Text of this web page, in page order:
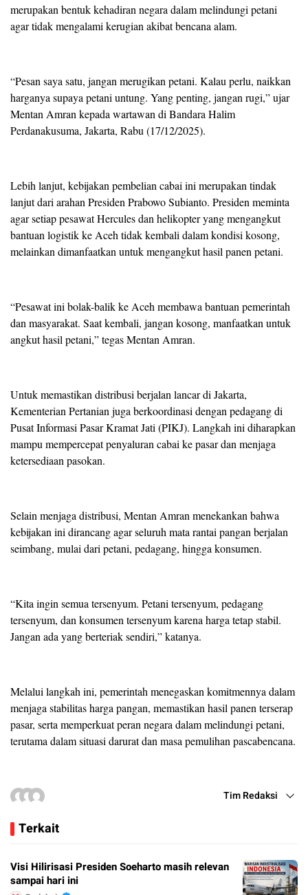
merupakan bentuk kehadiran negara dalam melindungi petani
agar tidak mengalami kerugian akibat bencana alam.
“Pesan saya satu, jangan merugikan petani. Kalau perlu, naikkan
harganya supaya petani untung. Yang penting, jangan rugi,” ujar
Mentan Amran kepada wartawan di Bandara Halim
Perdanakusuma, Jakarta, Rabu (17/12/2025).
Lebih lanjut, kebijakan pembelian cabai ini merupakan tindak
lanjut dari arahan Presiden Prabowo Subianto. Presiden meminta
agar setiap pesawat Hercules dan helikopter yang mengangkut
bantuan logistik ke Aceh tidak kembali dalam kondisi kosong,
melainkan dimanfaatkan untuk mengangkut hasil panen petani.
“Pesawat ini bolak-balik ke Aceh membawa bantuan pemerintah
dan masyarakat. Saat kembali, jangan kosong, manfaatkan untuk
angkut hasil petani,” tegas Mentan Amran.
Untuk memastikan distribusi berjalan lancar di Jakarta,
Kementerian Pertanian juga berkoordinasi dengan pedagang di
Pusat Informasi Pasar Kramat Jati (PIKJ). Langkah ini diharapkan
mampu mempercepat penyaluran cabai ke pasar dan menjaga
ketersediaan pasokan.
Selain menjaga distribusi, Mentan Amran menekankan bahwa
kebijakan ini dirancang agar seluruh mata rantai pangan berjalan
seimbang, mulai dari petani, pedagang, hingga konsumen.
“Kita ingin semua tersenyum. Petani tersenyum, pedagang
tersenyum, dan konsumen tersenyum karena harga tetap stabil.
Jangan ada yang berteriak sendiri,” katanya.
Melalui langkah ini, pemerintah menegaskan komitmennya dalam
menjaga stabilitas harga pangan, memastikan hasil panen terserap
pasar, serta memperkuat peran negara dalam melindungi petani,
terutama dalam situasi darurat dan masa pemulihan pascabencana.
Tim Redaksi
Terkait
Visi Hilirisasi Presiden Soeharto masih relevan
sampai hari ini